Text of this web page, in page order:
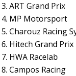
3. ART Grand Prix
4. MP Motorsport
5. Charouz Racing
6. Hitech Grand Prix
7. HWA Racelab
8. Campos Racing